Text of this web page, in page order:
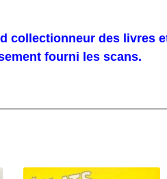
collectionneur des livres
fourni les scans.